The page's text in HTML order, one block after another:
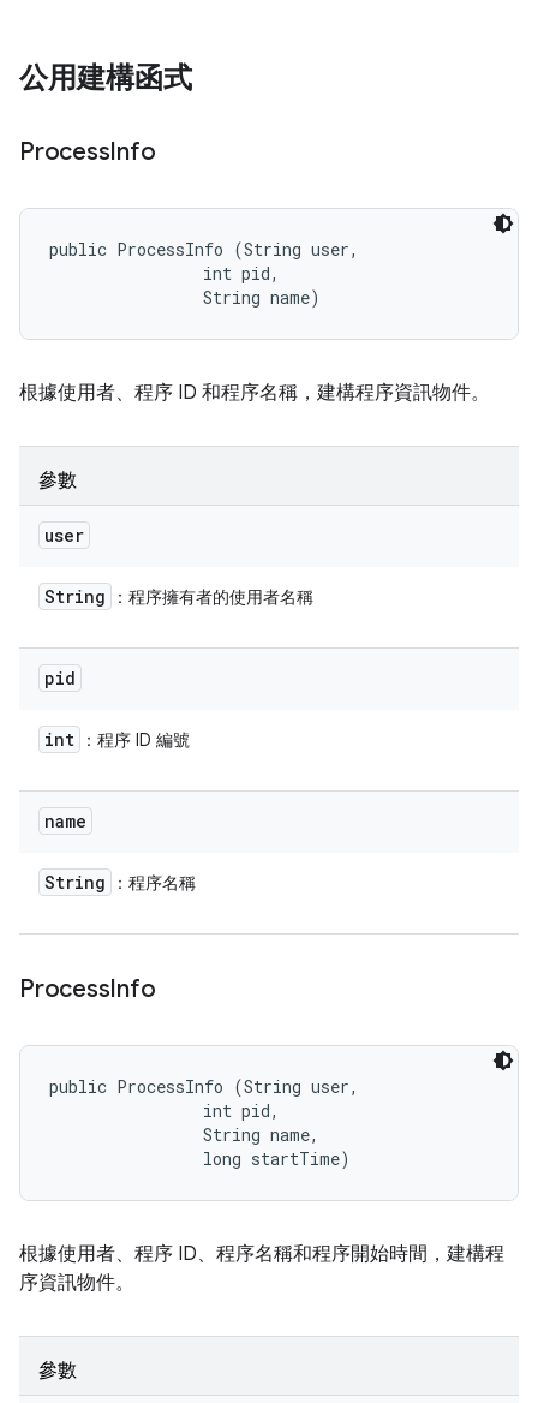
公用建構函式
ProcessInfo
public ProcessInfo (String user,
                int pid,
                String name)
根據使用者、程序 ID 和程序名稱，建構程序資訊物件。
參數
user
String ：程序擁有者的使用者名稱
pid
int ：程序 ID 編號
name
String ：程序名稱
ProcessInfo
public ProcessInfo (String user,
                int pid,
                String name,
                long startTime)
根據使用者、程序 ID、程序名稱和程序開始時間，建構程
序資訊物件。
參數